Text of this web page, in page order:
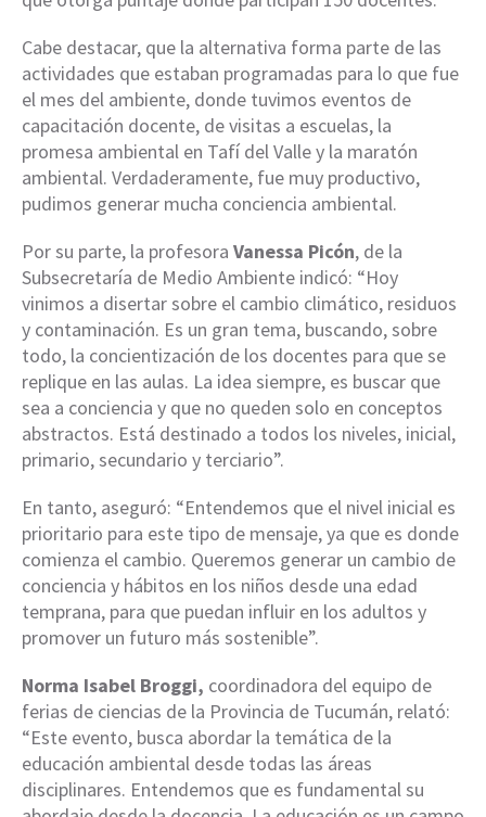
Cabe destacar, que la alternativa forma parte de las
actividades que estaban programadas para lo que fue
el mes del ambiente, donde tuvimos eventos de
capacitación docente, de visitas a escuelas, la
promesa ambiental en Tafí del Valle y la maratón
ambiental. Verdaderamente, fue muy productivo,
pudimos generar mucha conciencia ambiental.
Por su parte, la profesora Vanessa Picón, de la
Subsecretaría de Medio Ambiente indicó: “Hoy
vinimos a disertar sobre el cambio climático, residuos
y contaminación. Es un gran tema, buscando, sobre
todo, la concientización de los docentes para que se
replique en las aulas. La idea siempre, es buscar que
sea a conciencia y que no queden solo en conceptos
abstractos. Está destinado a todos los niveles, inicial,
primario, secundario y terciario”.
En tanto, aseguró: “Entendemos que el nivel inicial es
prioritario para este tipo de mensaje, ya que es donde
comienza el cambio. Queremos generar un cambio de
conciencia y hábitos en los niños desde una edad
temprana, para que puedan influir en los adultos y
promover un futuro más sostenible”.
Norma Isabel Broggi, coordinadora del equipo de
ferias de ciencias de la Provincia de Tucumán, relató:
“Este evento, busca abordar la temática de la
educación ambiental desde todas las áreas
disciplinares. Entendemos que es fundamental su